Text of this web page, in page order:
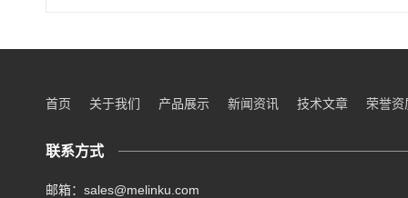
首页 关于我们 产品展示 新闻资讯 技术文章 荣誉资
联系方式
邮箱：sales@melinku.com